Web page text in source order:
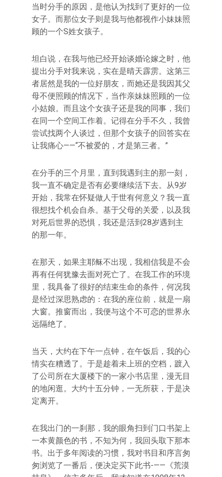
当时分手的原因，是他认为找到了更好的一位
女子。而那位女子则是我与他都视作小妹妹照
顾的一个S姓女孩子。
坦白说，在我与他已经开始谈婚论嫁之时，他
提出分手对我来说，实在是晴天霹雳。这第三
者居然是我的一位好朋友，而她还是我因其父
母不便照顾的情况下，当作亲妹妹照顾的一位
小姑娘。而且这个女孩子还是我的同事，我们
在同一个空间工作着。记得在分手不久，我曾
尝试找两个人谈过，但那个女孩子的回答实在
让我痛心——“不被爱的，才是第三者。”
在分手的三个月里，直到我遇到主的那一刻，
我一直不确定是否有必要继续活下去。从9岁
开始，我常在怀疑做人于世有何意义？我一直
很想找个机会自杀。基于父母的关爱，以及我
对死后世界的恐惧，我还是活到28岁遇到主
的那一年。
在那天，如果主耶稣不出现，我相信我是不会
再有任何犹豫去面对死亡了。在我工作的环境
里，我具备了很好的结束生命的条件，何况我
是经过深思熟虑的：在我的座位前，就是一扇
大窗。推窗而出，我便与这个不可恋的世界永
远隔绝了。
当天，大约在下午一点钟，在午饭后，我的心
情实在糟透了。于是趁着未上班的空档，踱入
了公司所在大厦楼下的一家小书店里，漫无目
的地闲逛。大约十五分钟，一无所获，于是决
定离开。
在我出门的一刹那，我的眼角扫到门口书架上
一本黄颜色的书，不知为何，我回头取下那本
书。出于多年阅读的习惯，我对书目和序言匆
匆浏览了一番后，便决定买下此书-——《荒漠